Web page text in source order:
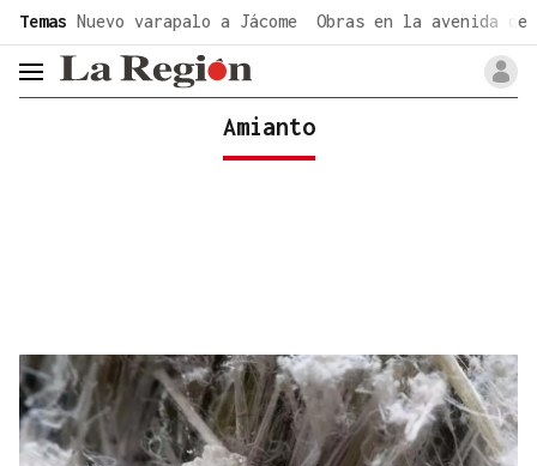
Temas Nuevo varapalo a Jácome Obras en la avenida de
header.menu.open
Amianto